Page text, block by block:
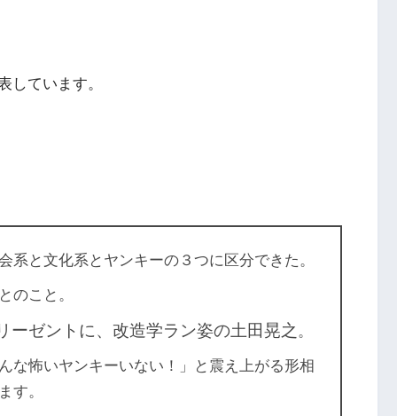
しています。
系と文化系とヤンキーの３つに区分できた。
のこと。
ーゼントに、改造学ラン姿の土田晃之 。
な怖いヤンキーいない！」と震え上がる形相
す。